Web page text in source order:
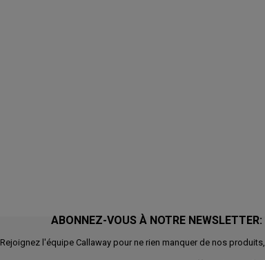
ABONNEZ-VOUS À NOTRE NEWSLETTER:
Rejoignez l'équipe Callaway pour ne rien manquer de nos produits,